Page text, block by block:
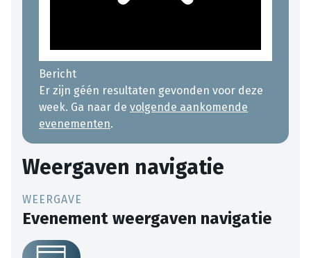
Bericht
Er zijn géén resultaten gevonden voor deze
week. Ga naar de volgende aankomende
evenementen.
Weergaven navigatie
Evenement weergaven navigatie